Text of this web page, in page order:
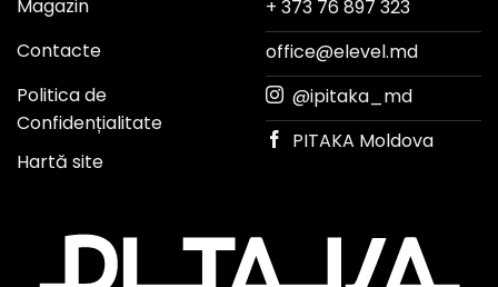
Magazin
Contacte
Politica de
Confidențialitate
Hartă site
+ 373 76 897 323
office@elevel.md
@ipitaka_md
PITAKA Moldova